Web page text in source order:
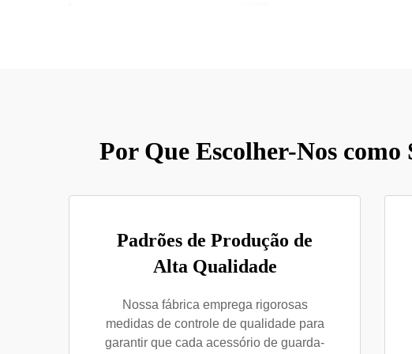
Por Que Escolher-Nos
Padrões de Produção de
Alta Qualidade
Nossa fábrica emprega rigorosas
medidas de controle de qualidade para
garantir que cada acessório de guarda-